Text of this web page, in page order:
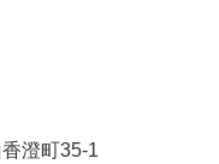
澄町35-1